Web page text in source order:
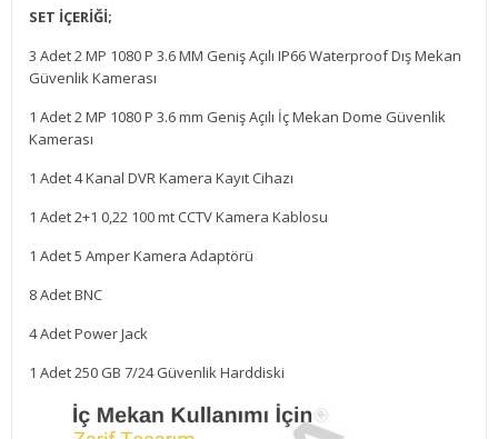
SET İÇERİĞİ;
3 Adet 2 MP 1080 P 3.6 MM Geniş Açılı IP66 Waterproof Dış Mekan
Güvenlik Kamerası
1 Adet 2 MP 1080 P 3.6 mm Geniş Açılı İç Mekan Dome Güvenlik
Kamerası
1 Adet 4 Kanal DVR Kamera Kayıt Cihazı
1 Adet 2+1 0,22 100 mt CCTV Kamera Kablosu
1 Adet 5 Amper Kamera Adaptörü
8 Adet BNC
4 Adet Power Jack
1 Adet 250 GB 7/24 Güvenlik Harddiski